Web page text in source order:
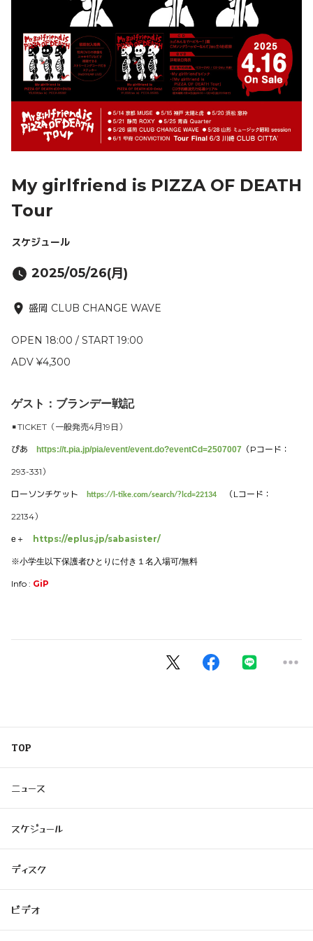
My girlfriend is PIZZA OF DEATH
Tour
スケジュール
2025/05/26(月)
盛岡 CLUB CHANGE WAVE
OPEN 18:00 / START 19:00
ADV ¥4,300
ゲスト：ブランデー戦記
▪️TICKET（一般発売4月19日）
ぴあ https://t.pia.jp/pia/event/event.do?eventCd=2507007 （Pコード：
293-331）
ローソンチケット https://l-tike.com/search/?lcd=22134 （Lコード：
22134）
e＋ https://eplus.jp/sabasister/
※小学生以下保護者ひとりに付き１名入場可/無料
Info : GiP
TOP
ニュース
スケジュール
ディスク
ビデオ